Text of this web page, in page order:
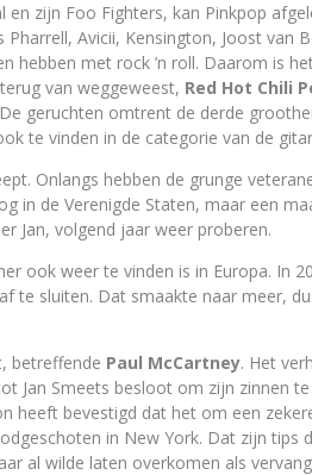
en zijn Foo Fighters, kan Pinkpop
Avicii, Kensington, Joost van
hebben met rock ’n roll. Daarom is
van weggeweest, Red Hot Chili
geruchten omtrent de derde
te vinden in de categorie van de
Onlangs hebben de grunge
in de Verenigde Staten, maar een
Jan, volgend jaar weer proberen.
ook weer te vinden is in Europa. In
te sluiten. Dat smaakte naar meer,
betreffende Paul McCartney. Het
Jan Smeets besloot om zijn zinnen
heeft bevestigd dat het om een
in New York. Dat zijn tips
al wilde laten overkomen als